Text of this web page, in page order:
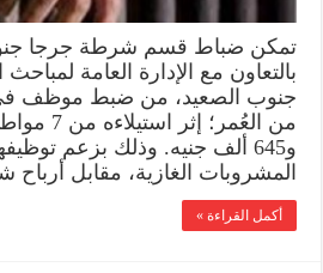
تمكن ضباط قسم شرطة جرجا
بالتعاون مع الإدارة العامة
جنوب الصعيد، من ضبط موظف في
و645 ألف جنيه. وذلك بزعم
المشروبات الغازية، مقابل أرباح
أكمل القراءة »